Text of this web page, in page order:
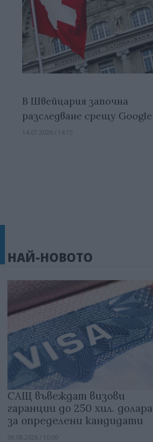
В Швейцария започна
разследване срещу Google
14.07.2026 / 14:15
НАЙ-НОВОТО
САЩ въвеждат визови
гаранции до 250 хил. долара
за определени кандидати
06.08.2026 / 10:00